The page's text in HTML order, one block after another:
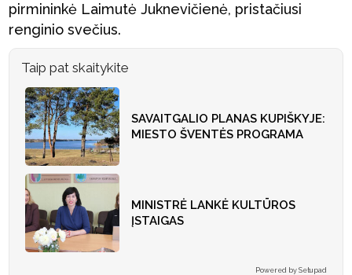
pirmininkė Laimutė Juknevičienė, pristačiusi
renginio svečius.
Taip pat skaitykite
SAVAITGALIO PLANAS KUPIŠKYJE:
MIESTO ŠVENTĖS PROGRAMA
MINISTRĖ LANKĖ KULTŪROS
ĮSTAIGAS
Powered by Setupad